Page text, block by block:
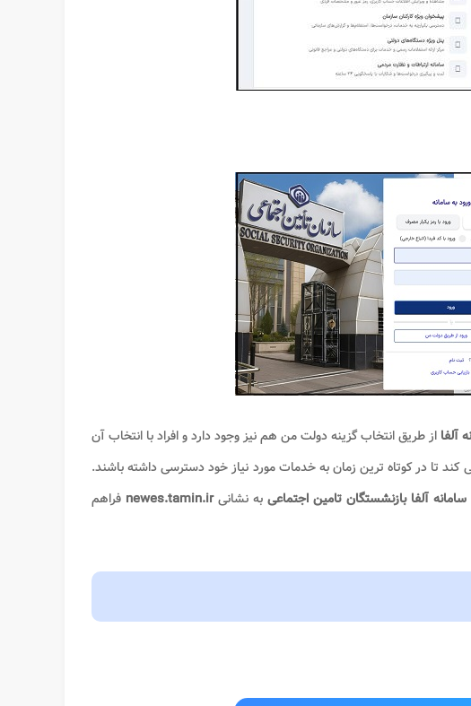
آلفا از طریق انتخاب گزینه دولت من هم نیز وجود دارد و افراد با انتخاب آن
کند تا در کوتاه ترین زمان به خدمات مورد نیاز خود دسترسی داشته باشند.
سامانه آلفا بازنشستگان تامین اجتماعی به نشانیnewes.tamin.ir
فراهم